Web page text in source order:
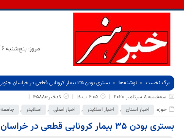
امروز: پنج‌شنبه 6 آگوست 2026
برگ نخست نوشته‌ها
بستری بودن 35 بیمار کرونایی قطعی در خراسان جنوبی
سه‌شنبه 8 سپتامبر 2020
4:05 ب.ظ
کدخبر:45880
حوزه:
اخبار استان , اخبار اسلایدر , اخبار اصلی , اسلایدر , جامعه
بستری بودن 35 بیمار کرونایی قطعی در خراسان جنوبی